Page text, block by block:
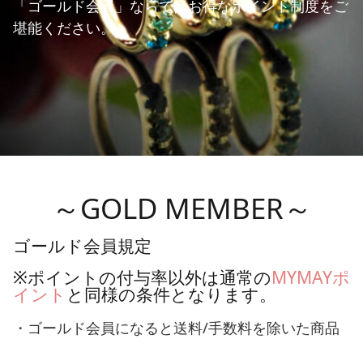
「ゴールド会員」ならではお得なポイント制度をご
堪能ください。
～GOLD MEMBER～
ゴールド会員規定
※ポイントの付与率以外は通常のMYMAYポ
イント と同様の条件となります。
・ゴールド会員になると送料/手数料を除いた商品